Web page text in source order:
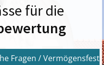
für die
Fragen /